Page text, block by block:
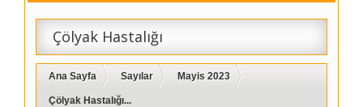
Çölyak Hastalığı
Ana Sayfa Sayılar Mayis 2023
Çölyak Hastalığı...